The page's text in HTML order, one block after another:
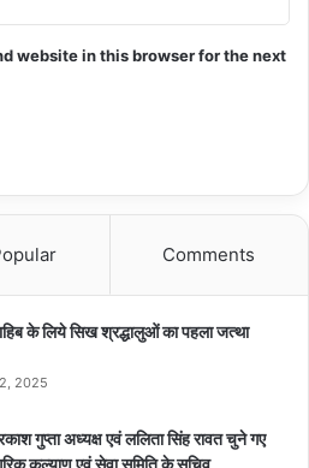
website in this browser for the next
Comments
के लिये सिख श्रद्धालुओं का पहला जत्था
2025
गुप्ता अध्यक्ष एवं ललिता सिंह रावत चुने गए
कल्याण एवं सेवा समिति के सचिव